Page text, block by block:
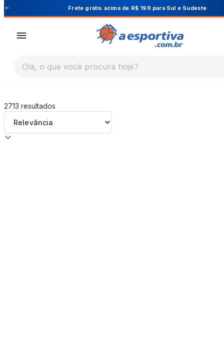
A EsportivaFrete grátis acima de R$ 199 para Sul e Sudeste
Olá, o que você procura hoje?
2713 resultados